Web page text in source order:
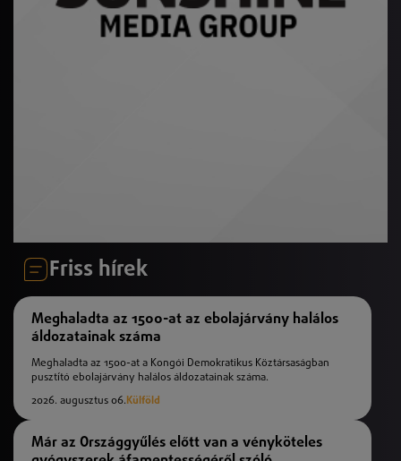
Friss hírek
Meghaladta az 1500-at az ebolajárvány halálos
áldozatainak száma
Meghaladta az 1500-at a Kongói Demokratikus Köztársaságban
pusztító ebolajárvány halálos áldozatainak száma.
2026. augusztus 06. Külföld
Már az Országgyűlés előtt van a vényköteles